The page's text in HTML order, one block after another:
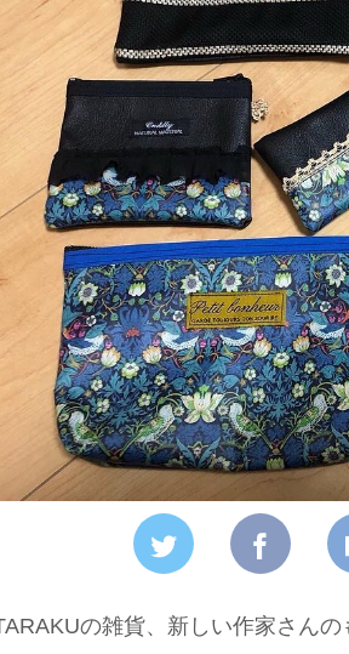
の雑貨、新しい作家さん